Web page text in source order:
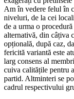
Am în vedere felul în
niveluri, de la cei
de a urma o
alternativă, din câțiva
opțională, după caz,
fericită variantă este
larg consens al
cuiva calitățile pentru
partid. Altminteri se
cadrul respectivului